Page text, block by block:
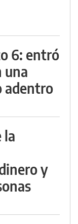
6: entró
una
adentro
la
y